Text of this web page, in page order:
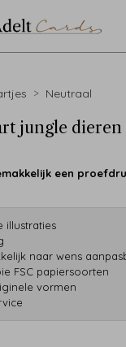
Neutraal
jungle
een
illustraties
naar wens
FSC papiersoorten
vormen